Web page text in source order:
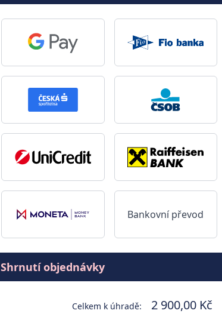
Bankovní převod
Shrnutí objednávky
Celkem k úhradě: 2 900,00 Kč